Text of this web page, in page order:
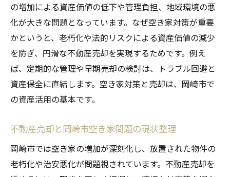
不動産売却で岡崎市空き家活用を実現する
方法
岡崎市空き家対策と不動産売却の相乗効果
に注目
活用困難な空き家も不動産売却で安心管理
不動産売却が岡崎市空き家問題の解決策と
空き家バンクと不動産売却の効果的な活用
岡崎市の空き家活用事例から学ぶ不動産売
の増加による資産価値の低下や管理負担、地域環境の悪
化が大きな問題となっています。なぜ空き家対策が重要
かというと、老朽化や法的リスクによる資産価値の減少
を防ぎ、円滑な不動産売却を実現するためです。例え
ば、定期的な管理や早期売却の検討は、トラブル回避と
資産保全に直結します。空き家対策と売却は、岡崎市で
の資産活用の基本です。
不動産売却と岡崎市空き家問題の現状整理
岡崎市では空き家の増加が深刻化し、放置された物件の
老朽化や治安悪化が問題視されています。不動産売却を